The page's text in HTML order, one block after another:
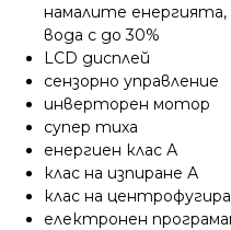
намалите
вода с до 30%
LCD дисплей
сензорно управление
инверторен мотор
супер тиха
енергиен клас А
клас на изпиране А
клас на
електронен